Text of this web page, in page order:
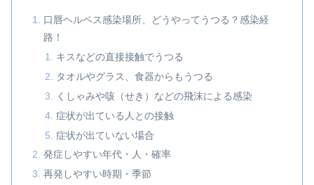
口唇ヘルペス感染場所、どうやってうつる？感染経
路！
キスなどの直接接触でうつる
タオルやグラス、食器からもうつる
くしゃみや咳（せき）などの飛沫による感染
症状が出ている人との接触
症状が出ていない場合
発症しやすい年代・人・確率
再発しやすい時期・季節